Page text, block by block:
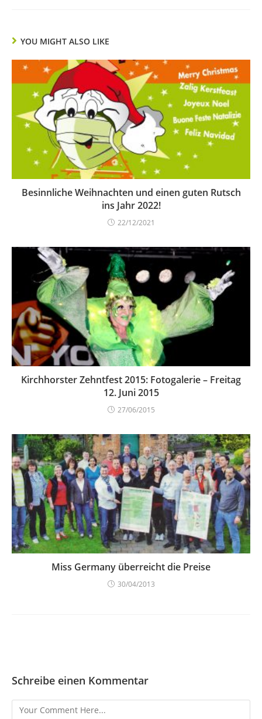
YOU MIGHT ALSO LIKE
Besinnliche Weihnachten und einen guten Rutsch
ins Jahr 2022!
22/12/2021
Kirchhorster Zehntfest 2015: Fotogalerie – Freitag
12. Juni 2015
27/06/2015
Miss Germany überreicht die Preise
30/04/2013
Schreibe einen Kommentar